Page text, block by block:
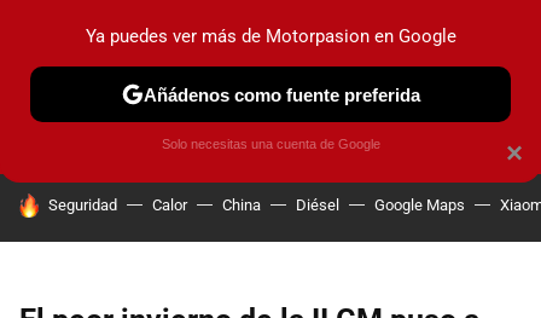
PRUEBAS COCHES ELÉCTRICOS OBSERVATORIO
HOY SE HABLA DE
Seguridad Calor China Diésel Google Maps
×
Ya puedes ver más de Motorpasion en Google
Añádenos como fuente preferida
Solo necesitas una cuenta de Google